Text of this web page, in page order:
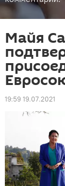
Майя
19:59 19.07.2021